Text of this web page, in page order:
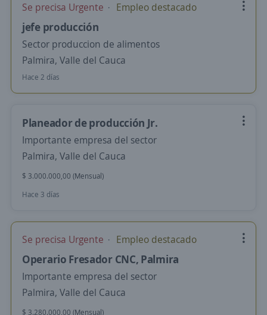
Se precisa Urgente Empleo destacado
jefe producción
Sector produccion de alimentos
Palmira, Valle del Cauca
Hace 2 días
Planeador de producción Jr.
Importante empresa del sector
Palmira, Valle del Cauca
$ 3.000.000,00 (Mensual)
Hace 3 días
Se precisa Urgente Empleo destacado
Operario Fresador CNC, Palmira
Importante empresa del sector
Palmira, Valle del Cauca
$ 3.280.000,00 (Mensual)